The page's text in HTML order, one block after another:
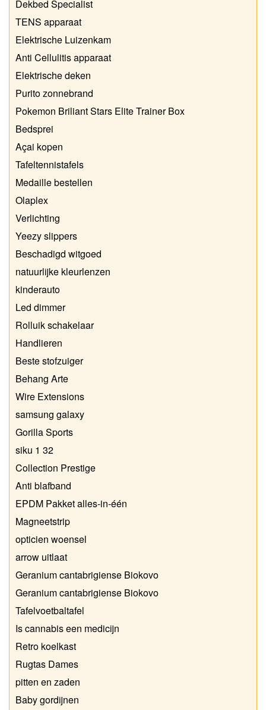
Dekbed Specialist
TENS apparaat
Elektrische Luizenkam
Anti Cellulitis apparaat
Elektrische deken
Purito zonnebrand
Pokemon Briliant Stars Elite Trainer Box
Bedsprei
Açai kopen
Tafeltennistafels
Medaille bestellen
Olaplex
Verlichting
Yeezy slippers
Beschadigd witgoed
natuurlijke kleurlenzen
kinderauto
Led dimmer
Rolluik schakelaar
Handlieren
Beste stofzuiger
Behang Arte
Wire Extensions
samsung galaxy
Gorilla Sports
siku 1 32
Collection Prestige
Anti blafband
EPDM Pakket alles-in-één
Magneetstrip
opticien woensel
arrow uitlaat
Geranium cantabrigiense Biokovo
Geranium cantabrigiense Biokovo
Tafelvoetbaltafel
Is cannabis een medicijn
Retro koelkast
Rugtas Dames
pitten en zaden
Baby gordijnen